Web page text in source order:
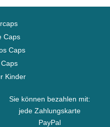
Caps
Caps
Kinder
Sie können bezahlen mit:
jede Zahlungskarte
PayPal